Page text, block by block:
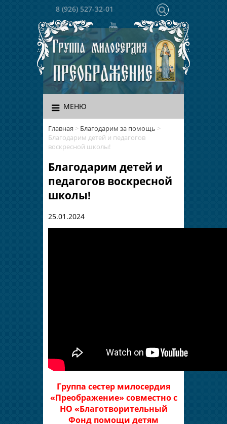
8 (926) 527-32-01
МЕНЮ
Главная > Благодарим за помощь >
Благодарим детей и педагогов
воскресной школы!
Благодарим детей и
педагогов воскресной
школы!
25.01.2024
Группа сестер милосердия
«Преображение» совместно с
НО «Благотворительный
Фонд помощи детям